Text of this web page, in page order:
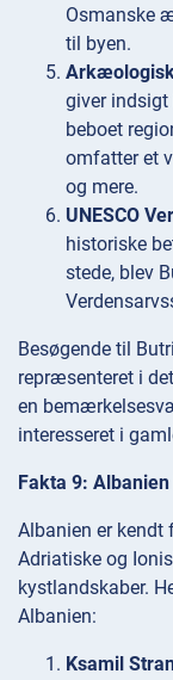
Osmanske
til byen.
giver indsigt
beboet
omfatter et
og mere.
UNESCO
historiske
stede, blev
Besøgende til
repræsenteret i
en
interesseret i
Fakta 9:
Albanien er kendt
Adriatiske og
kystlandskaber.
Albanien:
Ksamil